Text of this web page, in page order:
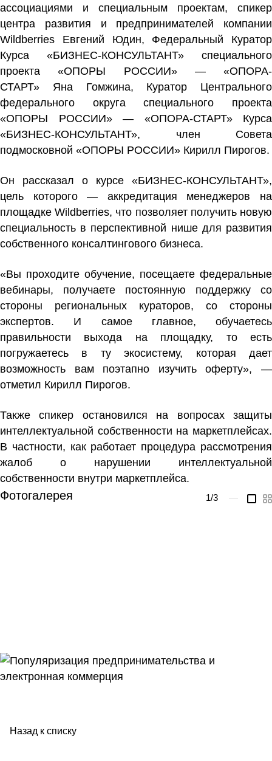
ассоциациями и специальным проектам, спикер
центра развития и предпринимателей компании
Wildberries Евгений Юдин, Федеральный Куратор
Курса «БИЗНЕС-КОНСУЛЬТАНТ» специального
проекта «ОПОРЫ РОССИИ» — «ОПОРА-
СТАРТ» Яна Гомжина, Куратор Центрального
федерального округа специального проекта
«ОПОРЫ РОССИИ» — «ОПОРА-СТАРТ» Курса
«БИЗНЕС-КОНСУЛЬТАНТ», член Совета
подмосковной «ОПОРЫ РОССИИ» Кирилл Пирогов.
Он рассказал о курсе «БИЗНЕС-КОНСУЛЬТАНТ»,
цель которого — аккредитация менеджеров на
площадке Wildberries, что позволяет получить новую
специальность в перспективной нише для развития
собственного консалтингового бизнеса.
«Вы проходите обучение, посещаете федеральные
вебинары, получаете постоянную поддержку со
стороны региональных кураторов, со стороны
экспертов. И самое главное, обучаетесь
правильности выхода на площадку, то есть
погружаетесь в ту экосистему, которая дает
возможность вам поэтапно изучить оферту», —
отметил Кирилл Пирогов.
Также спикер остановился на вопросах защиты
интеллектуальной собственности на маркетплейсах.
В частности, как работает процедура рассмотрения
жалоб о нарушении интеллектуальной
собственности внутри маркетплейса.
Фотогалерея 1/3 —
Назад к списку